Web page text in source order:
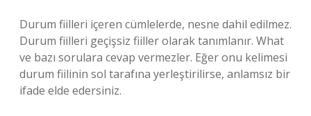
Durum fiilleri içeren cümlelerde, nesne dahil edilmez.
Durum fiilleri geçişsiz fiiller olarak tanımlanır. What
ve bazı sorulara cevap vermezler. Eğer onu kelimesi
durum fiilinin sol tarafına yerleştirilirse, anlamsız bir
ifade elde edersiniz.